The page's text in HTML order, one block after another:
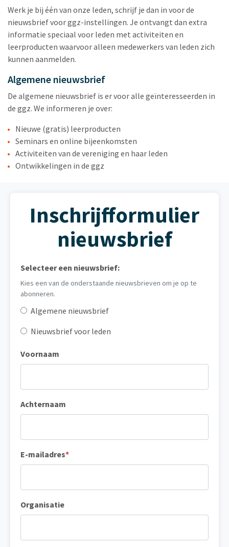
Werk je bij één van onze leden, schrijf je dan in voor de
nieuwsbrief voor ggz-instellingen. Je ontvangt dan extra
informatie speciaal voor leden met activiteiten en
leerproducten waarvoor alleen medewerkers van leden zich
kunnen aanmelden.
Algemene nieuwsbrief
De algemene nieuwsbrief is er voor alle geïnteresseerden in
de ggz. We informeren je over:
Nieuwe (gratis) leerproducten
Seminars en online bijeenkomsten
Activiteiten van de vereniging en haar leden
Ontwikkelingen in de ggz
Inschrijfformulier
nieuwsbrief
Selecteer een nieuwsbrief:
Kies een van de onderstaande nieuwsbrieven om je op te
abonneren.
Algemene nieuwsbrief
Nieuwsbrief voor leden
Voornaam
Achternaam
E-mailadres*
Organisatie